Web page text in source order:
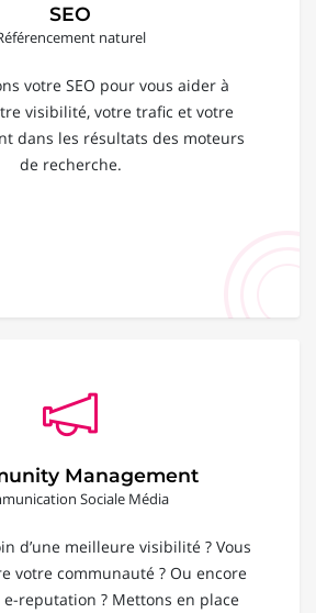
SEO
naturel
votre SEO pour vous aider à
visibilité, votre trafic et votre
dans les résultats des moteurs
de recherche.
Management
Sociale Média
d’une meilleure visibilité ? Vous
votre communauté ? Ou encore
reputation ? Mettons en place